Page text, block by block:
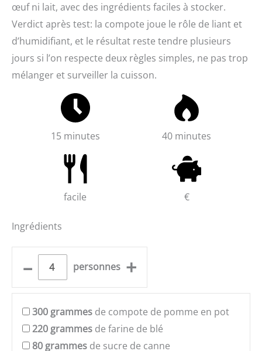
œuf ni lait, avec des ingrédients faciles à stocker.
Verdict après test: la compote joue le rôle de liant et
d’humidifiant, et le résultat reste tendre plusieurs
jours si l’on respecte deux règles simples, ne pas trop
mélanger et surveiller la cuisson.
15 minutes 40 minutes
facile €
Ingrédients
– personnes +
300 grammes de compote de pomme en pot
220 grammes de farine de blé
80 grammes de sucre de canne